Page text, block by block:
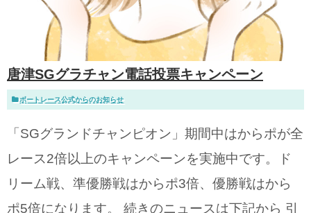
唐津SGグラチャン電話投票キャンペーン
ボートレース公式からのお知らせ
「SGグランドチャンピオン」期間中はからポが全
レース2倍以上のキャンペーンを実施中です。ド
リーム戦、準優勝戦はからポ3倍、優勝戦はから
ポ5倍になります。 続きのニュースは下記から 引